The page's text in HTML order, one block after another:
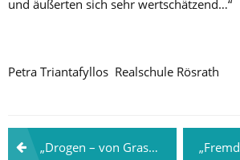
und äußerten sich sehr wertschätzend…“
Petra Triantafyllos Realschule Rösrath
Beitragsnavigation
„Drogen – von Gras zu Crystal“ an der Hanse-Schule Lübeck 30.05.2018 „Fremde